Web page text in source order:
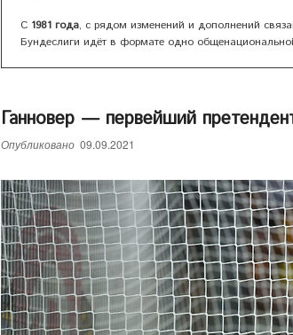
С 1981 года, с рядом изменений и дополнений
Бундеслиги идёт в формате одно
Ганновер — первейший
Опубликовано 09.09.2021